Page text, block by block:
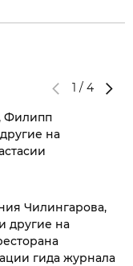
1 / 4
Филипп
на
Чилингарова,
другие на
гида журнала